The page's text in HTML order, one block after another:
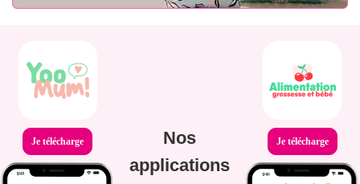
Je télécharge
Nos
applications
Je télécharge